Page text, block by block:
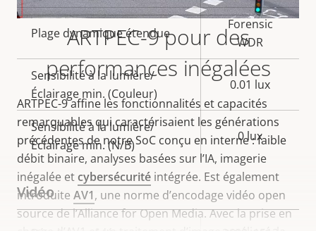
ARTPEC-9 pour des
performances inégalées
ARTPEC-9 affine les fonctionnalités et capacités
remarquables qui caractérisaient les générations
précédentes de notre SoC conçu en interne : faible
débit binaire, analyses basées sur l’IA, imagerie
inégalée etcybersécurité intégrée. Est également
introduite AV1, une norme d’encodage vidéo open
source de l’Alliance for Open Media. Avec la prise en
Plage dynamique étendue
Forensic
WDR
Sensibilité à la lumière/
Éclairage min. (Couleur)
0.01 lux
Sensibilité à la lumière/
Éclairage min. (N/B)
0 lux
Vidéo